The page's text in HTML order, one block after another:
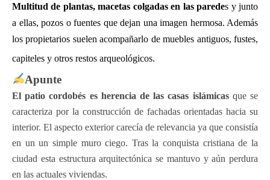
Multitud de plantas, macetas colgadas en las paredes y junto
a ellas, pozos o fuentes que dejan una imagen hermosa. Además
los propietarios suelen acompañarlo de muebles antiguos, fustes,
capiteles y otros restos arqueológicos.
Apunte
El patio cordobés es herencia de las casas islámicasque se
caracteriza por la construcción de fachadas orientadas hacia su
interior. El aspecto exterior carecía de relevancia ya que consistía
en un un simple muro ciego. Tras la conquista cristiana de la
ciudad esta estructura arquitectónica se mantuvo y aún perdura
en las actuales viviendas.